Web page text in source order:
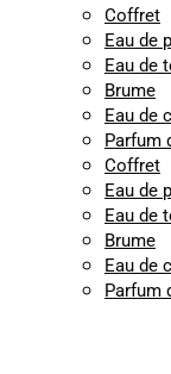
Coffret
Eau de
Eau de
Brume
Eau de
Parfum
Coffret
Eau de
Eau de
Brume
Eau de
Parfum